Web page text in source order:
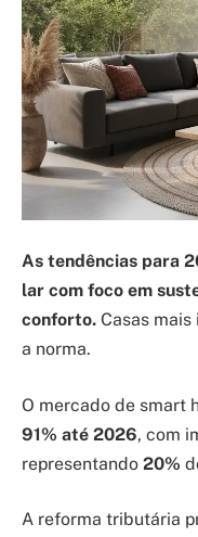
As tendências para
lar com foco em
conforto. Casas
a norma.
O mercado de smart
91% até 2026, com
representando 20%
A reforma tributária